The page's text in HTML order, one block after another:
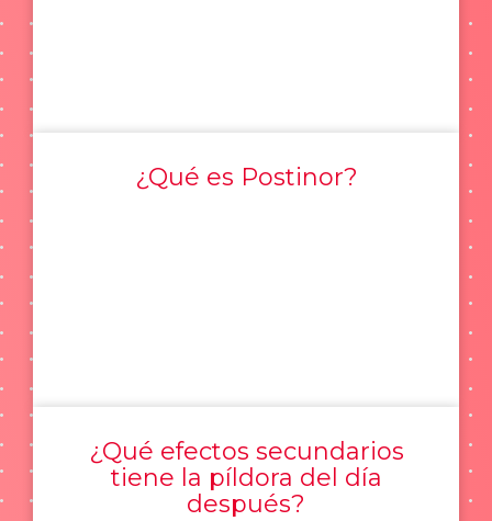
¿Qué es Postinor?
¿Qué efectos secundarios
tiene la píldora del día
después?